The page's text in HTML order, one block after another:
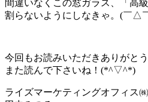
間違いなくこの窓ガラス、「高
割らないようにしなきゃ。(￣△
今回もお読みいただきありがと
また読んで下さいね！(*^▽^*)ゞ
ライズマーケティングオフィス㈱